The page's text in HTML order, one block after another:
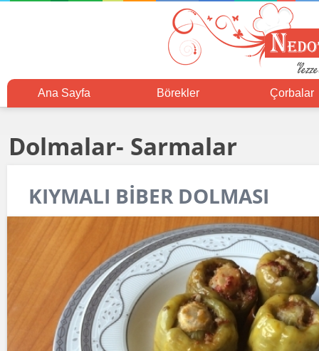
Ana Sayfa Börekler Çorbalar
Dolmalar- Sarmalar
KIYMALI BİBER DOLMASI